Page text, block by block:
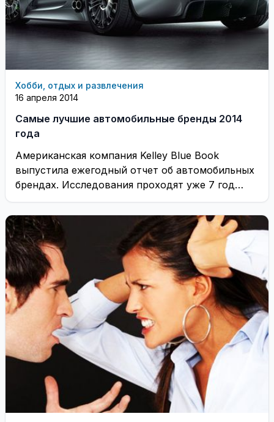
Хобби, отдых и развлечения
16 апреля 2014
Самые лучшие автомобильные бренды 2014
года
Американская компания Kelley Blue Book
выпустила ежегодный отчет об автомобильных
брендах. Исследования проходят уже 7 год
подряд, во время которых ...